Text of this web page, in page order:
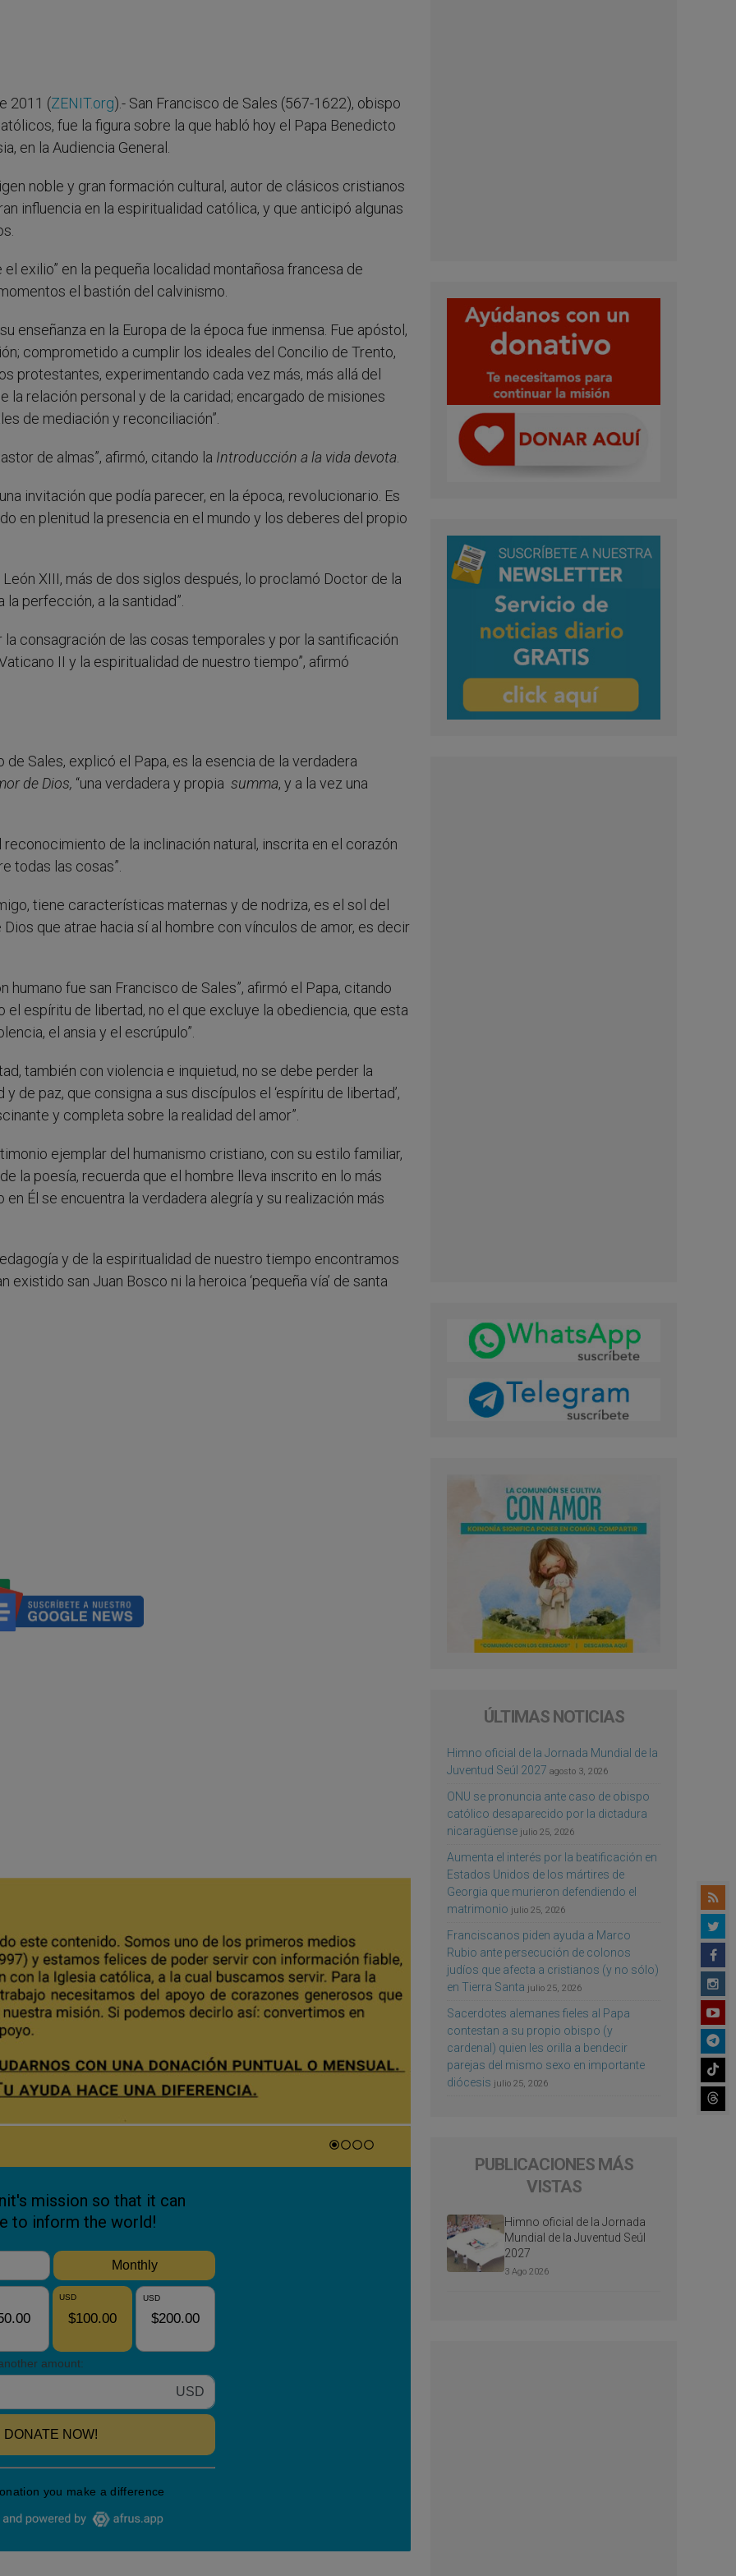
2011 (ZENIT.org).- San Francisco de Sales (567-1622), obispo
fue la figura sobre la que habló hoy el Papa Benedicto
en la Audiencia General.
noble y gran formación cultural, autor de clásicos cristianos
influencia en la espiritualidad católica, y que anticipó algunas
exilio” en la pequeña localidad montañosa francesa de
el bastión del calvinismo.
enseñanza en la Europa de la época fue inmensa. Fue apóstol,
comprometido a cumplir los ideales del Concilio de Trento,
protestantes, experimentando cada vez más, más allá del
relación personal y de la caridad; encargado de misiones
de mediación y reconciliación”.
de almas”, afirmó, citando la Introducción a la vida devota.
invitación que podía parecer, en la época, revolucionario. Es
en plenitud la presencia en el mundo y los deberes del propio
XIII, más de dos siglos después, lo proclamó Doctor de la
perfección, a la santidad”.
la consagración de las cosas temporales y por la santificación
II y la espiritualidad de nuestro tiempo”, afirmó
Sales, explicó el Papa, es la esencia de la verdadera
de Dios, “una verdadera y propia summa, y a la vez una
de la inclinación natural, inscrita en el corazón
todas las cosas”.
tiene características maternas y de nodriza, es el sol del
que atrae hacia sí al hombre con vínculos de amor, es decir
humano fue san Francisco de Sales”, afirmó el Papa, citando
el espíritu de libertad, no el que excluye la obediencia, que esta
el ansia y el escrúpulo”.
también con violencia e inquietud, no se debe perder la
de paz, que consigna a sus discípulos el ‘espíritu de libertad’,
y completa sobre la realidad del amor”.
ejemplar del humanismo cristiano, con su estilo familiar,
la poesía, recuerda que el hombre lleva inscrito en lo más
Él se encuentra la verdadera alegría y su realización más
y de la espiritualidad de nuestro tiempo encontramos
existido san Juan Bosco ni la heroica ‘pequeña vía’ de santa
ÚLTIMAS NOTICIAS
Himno oficial de la Jornada Mundial de la
Juventud Seúl 2027 agosto 3, 2026
ONU se pronuncia ante caso de obispo
católico desaparecido por la dictadura
nicaragüense julio 25, 2026
Aumenta el interés por la beatificación en
Estados Unidos de los mártires de
Georgia que murieron defendiendo el
matrimonio julio 25, 2026
Franciscanos piden ayuda a Marco
Rubio ante persecución de colonos
judíos que afecta a cristianos (y no sólo)
en Tierra Santa julio 25, 2026
Sacerdotes alemanes fieles al Papa
contestan a su propio obispo (y
cardenal) quien les orilla a bendecir
parejas del mismo sexo en importante
diócesis julio 25, 2026
PUBLICACIONES MÁS
VISTAS
Himno oficial de la Jornada
Mundial de la Juventud Seúl
2027
3 Ago 2026